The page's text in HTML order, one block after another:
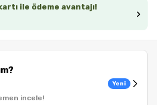
ile ödeme avantajı!
incele!
Yeni